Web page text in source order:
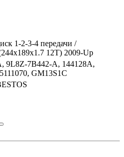
1-2-3-4 передачи /
12T) 2009-Up
9L8Z-7B442-A, 144128A,
GM13S1C